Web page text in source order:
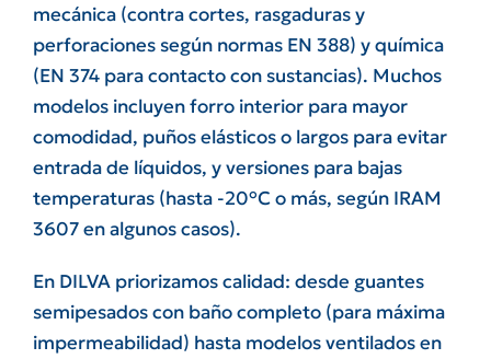
mecánica (contra cortes, rasgaduras y
perforaciones según normas EN 388) y química
(EN 374 para contacto con sustancias). Muchos
modelos incluyen forro interior para mayor
comodidad, puños elásticos o largos para evitar
entrada de líquidos, y versiones para bajas
temperaturas (hasta -20°C o más, según IRAM
3607 en algunos casos).
En DILVA priorizamos calidad: desde guantes
semipesados con baño completo (para máxima
impermeabilidad) hasta modelos ventilados en